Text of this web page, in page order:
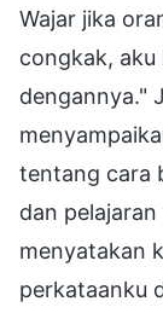
Wajar jika
congkak, aku
dengannya."
tentang cara
dan
menyatakan
perkataanku